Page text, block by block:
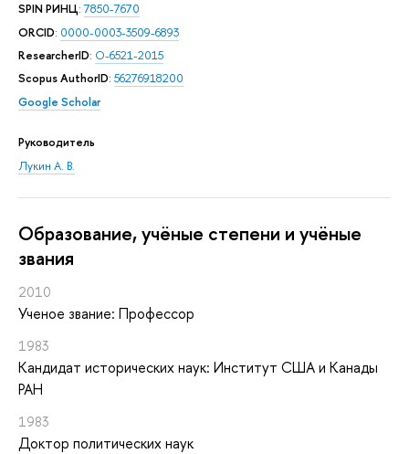
SPIN РИНЦ:7850-7670
ORCID: 0000-0003-3509-6893
ResearcherID: O-6521-2015
Scopus AuthorID: 56276918200
Google Scholar
Руководитель
Лукин А. В.
Oбразование, учёные степени и учёные
звания
2010
Ученое звание: Профессор
1983
Кандидат исторических наук: Институт США и Канады
РАН
1983
Доктор политических наук